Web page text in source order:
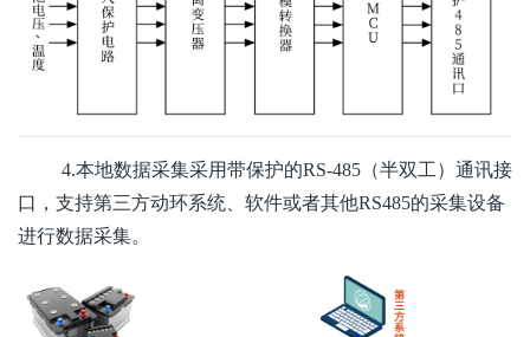
4.本地数据采集采用带保护的RS-485（半双工）通讯接
口，支持第三方动环系统、软件或者其他RS485的采集设备
进行数据采集。